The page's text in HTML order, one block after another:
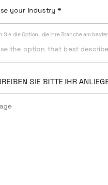
your industry *
Sie die Option, die Ihre Branche am
the option that best
SIE BITTE IHR